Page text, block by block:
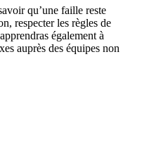
qu’une faille reste
respecter les règles de
également à
auprès des équipes non